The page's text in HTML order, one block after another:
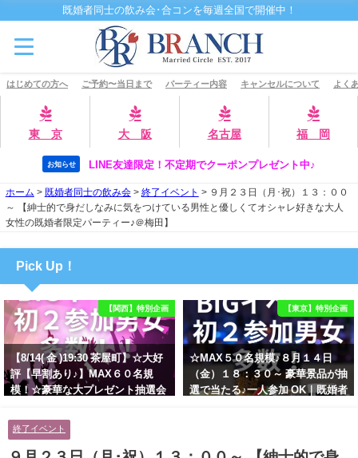
既婚者同士の飲み会･合コンを毎週全国で開催中！
はじめての方へ ご予約〜当日まで パーティー内容 キャンセルについて よく
東 京 大 阪 名古屋 福 岡
お知らせ LINE友達限定！不定期でクーポンプレゼント中♪
ホーム > 既婚者同士の飲み会> 終了イベント > ９月２３日（月･祝）１３：００
～ 【紳士的で身だしなみに気をつけている男性と優しくてオシャレ好きな大人
女性の既婚者限定パーティー♪＠梅田】
Pick Up！
【関西】特別企画
【8/14( 金 )19:30 茶屋町】☆大好
評【早割あり♪】MAX６０名規
模！☆豪華な大プレゼント抽選会
男性とオシャレ好きで落ち着いた
大人女性の既婚者限定ビッグパー
ティー♪＠茶屋町】
【東京】特別企画
☆MAX５０名規模♪８月１４日
（金）１８：３０～ 豪華景品が抽
選で当たる♪一人参加 OK｜既婚者
女性の既婚者限定ビッグパーティ
終了イベント